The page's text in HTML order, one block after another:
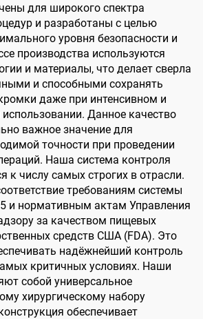
для широкого спектра
и разработаны с целью
уровня безопасности и
производства используются
и материалы, что делает сверла
и способными сохранять
даже при интенсивном и
Данное качество
важное значение для
точности при проведении
Наша система контроля
к числу самых строгих в отрасли.
требованиям системы
и нормативным актам Управления
за качеством пищевых
средств США (FDA). Это
надёжнейший контроль
критичных условиях. Наши
собой универсальное
хирургическому набору
обеспечивает